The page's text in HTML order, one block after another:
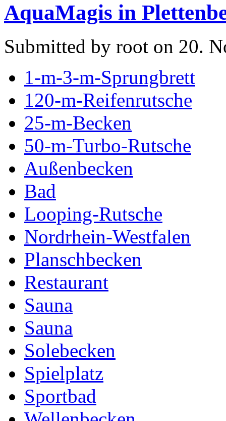
AquaMagis in
Submitted by root on 20.
1-m-3-m-Sprungbrett
120-m-Reifenrutsche
25-m-Becken
50-m-Turbo-Rutsche
Außenbecken
Bad
Looping-Rutsche
Nordrhein-Westfalen
Planschbecken
Restaurant
Sauna
Sauna
Solebecken
Spielplatz
Sportbad